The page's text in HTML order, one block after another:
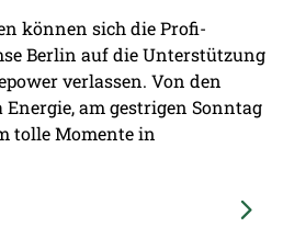
können sich die Profi-
Berlin auf die Unterstützung
verlassen. Von den
Energie, am gestrigen Sonntag
tolle Momente in